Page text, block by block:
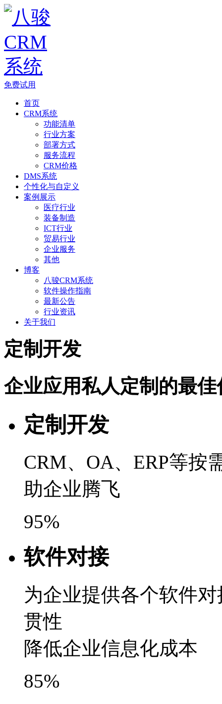
免费试用
首页
CRM系统
功能清单
行业方案
部署方式
服务流程
CRM价格
DMS系统
个性化与自定义
案例展示
医疗行业
装备制造
ICT行业
贸易行业
企业服务
其他
博客
八骏CRM系统
软件操作指南
最新公告
行业资讯
关于我们
定制开发
企业应用私人定制的最
定制开发
CRM、OA、ERP等按
助企业腾飞
95%
软件对接
为企业提供各个软件
贯性
降低企业信息化成本
85%